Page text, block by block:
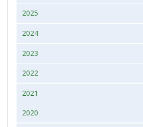
2025
2024
2023
2022
2021
2020